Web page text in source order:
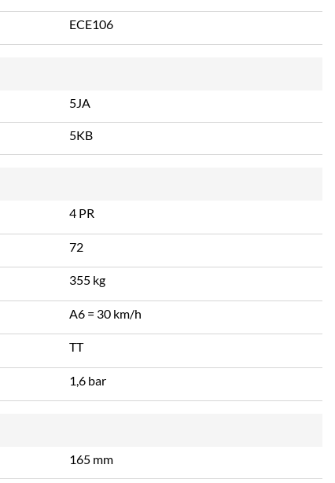
ECE106
5JA
5KB
4 PR
72
355 kg
A6 = 30 km/h
TT
1,6 bar
165 mm